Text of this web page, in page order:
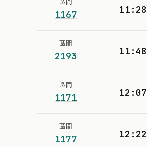
1167 11:28
區間
2193 11:48
區間
1171 12:07
區間
1177 12:22